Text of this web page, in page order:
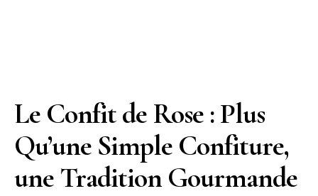
Le Confit de Rose : Plus
Qu’une Simple Confiture,
une Tradition Gourmande